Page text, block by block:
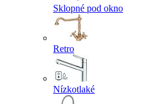
Sklopné pod okno
Retro
Nízkotlaké